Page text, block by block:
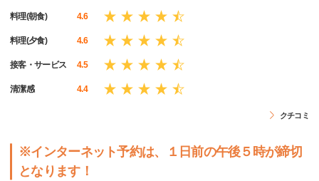
料理(朝食) 4.6
料理(夕食) 4.6
接客・サービス 4.5
清潔感 4.4
クチコミ
※インターネット予約は、１日前の午後５時が締切
となります！